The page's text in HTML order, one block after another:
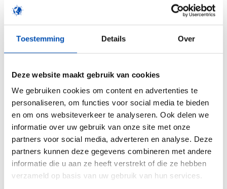
Toestemming Details Over
Deze website maakt gebruik van cookies
We gebruiken cookies om content en advertenties te
personaliseren, om functies voor social media te bieden
en om ons websiteverkeer te analyseren. Ook delen we
informatie over uw gebruik van onze site met onze
partners voor social media, adverteren en analyse. Deze
partners kunnen deze gegevens combineren met andere
informatie die u aan ze heeft verstrekt of die ze hebben
verzameld op basis van uw gebruik van hun services.
successful in using the CRISPR-Cas9 system to
from GWAS, in addition to the rice H+-ATPase
The results of the study can be used as a basis
to conduct similar studies in other crops, which
can contribute to food security.
Source: isaaa
/